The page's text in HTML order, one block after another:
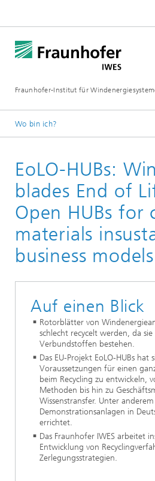
Fraunhofer-Institut für
Wo bin ich?
Forschungsprojekte
EoLO-HUBs:
blades End of
Open HUBs for
materials
business models
Auf einen Blick
Rotorblätter von
schlecht recycelt werden, da
Verbundstoffen bestehen.
Das EU-Projekt EoLO-HUBs hat
Voraussetzungen für einen
beim Recycling zu entwickeln,
Methoden bis hin zu
Wissenstransfer. Unter
Demonstrationsanlagen in
errichtet.
Das Fraunhofer IWES arbeitet
Entwicklung von
Zerlegungsstrategien.